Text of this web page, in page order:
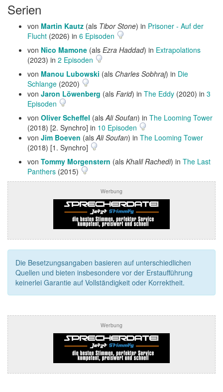
Serien
von Martin Kautz (als Tibor Stone) in Prisoner - Auf der
Flucht (2026) in 6 Episoden
von Nico Mamone (als Ezra Haddad) in Extrapolations
(2023) in 2 Episoden
von Manou Lubowski (als Charles Sobhraj) in Die
Schlange (2020)
von Jaron Löwenberg (als Farid) in The Eddy (2020) in 3
Episoden
von Oliver Scheffel (alsAli Soufan) in The Looming Tower
(2018) [2. Synchro] in 10 Episoden
von Jim Boeven (alsAli Soufan) in The Looming Tower
(2018) [1. Synchro]
von Tommy Morgenstern (als Khalil Rachedi) in The Last
Panthers (2015)
Werbung
Die Besetzungsangaben basieren auf unterschiedlichen
Quellen und bieten insbesondere vor der Erstaufführung
keinerlei Garantie auf Vollständigkeit oder Korrektheit.
Werbung